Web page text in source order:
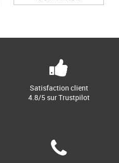
Satisfaction client
4.8/5 sur Trustpilot